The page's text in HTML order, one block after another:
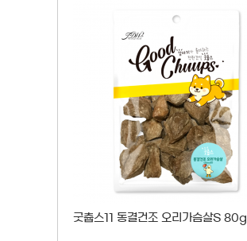
굿츕스11 동결건조 오리가슴살S 80g